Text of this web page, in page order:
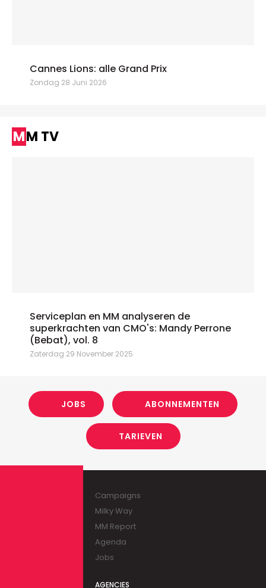
Cannes Lions: alle Grand Prix
Zondag 28 Juni 2026
MM TV
Serviceplan en MM analyseren de
superkrachten van CMO's: Mandy Perrone
(Bebat), vol. 8
Zaterdag 29 November 2025
JOBS ABONNEMENTEN
TARIEVEN
Campaigns
Milky Way
MM Report
Agenda
Jobs
AGENCIES